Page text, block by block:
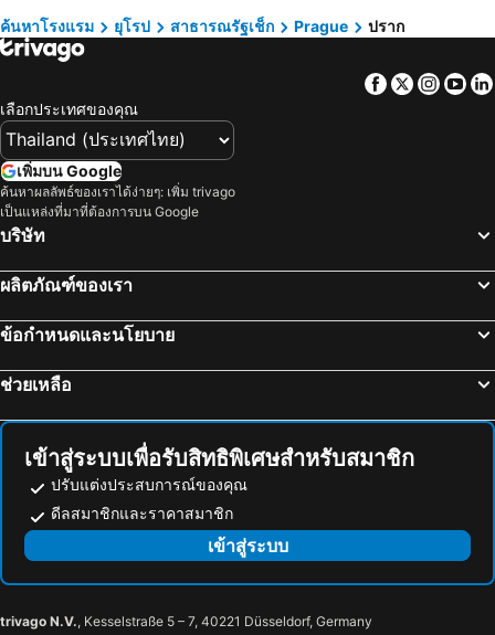
Cloister Inn Hotel
Luxury Family Hotel Royal Palace
Hotel Julian
ค้นหาโรงแรม ยุโรป สาธารณรัฐเช็ก Prague ปราก
Facebook
Twitter
เลือกประเทศของคุณ
เพิ่มบน Google
ค้นหาผลลัพธ์ของเราได้ง่ายๆ: เพิ่ม trivago
เป็นแหล่งที่มาที่ต้องการบน Google
บริษัท
ผลิตภัณฑ์ของเรา
ข้อกำหนดและนโยบาย
ช่วยเหลือ
เข้าสู่ระบบเพื่อรับสิทธิพิเศษสำหรับสมาชิก
ปรับแต่งประสบการณ์ของคุณ
ดีลสมาชิกและราคาสมาชิก
เข้าสู่ระบบ
trivago N.V., Kesselstraße 5 – 7, 40221 Düsseldorf, Germany